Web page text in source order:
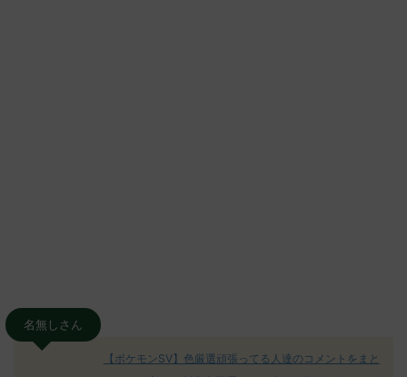
名無しさん
【ポケモンSV】色厳選頑張ってる人達のコメントをまと